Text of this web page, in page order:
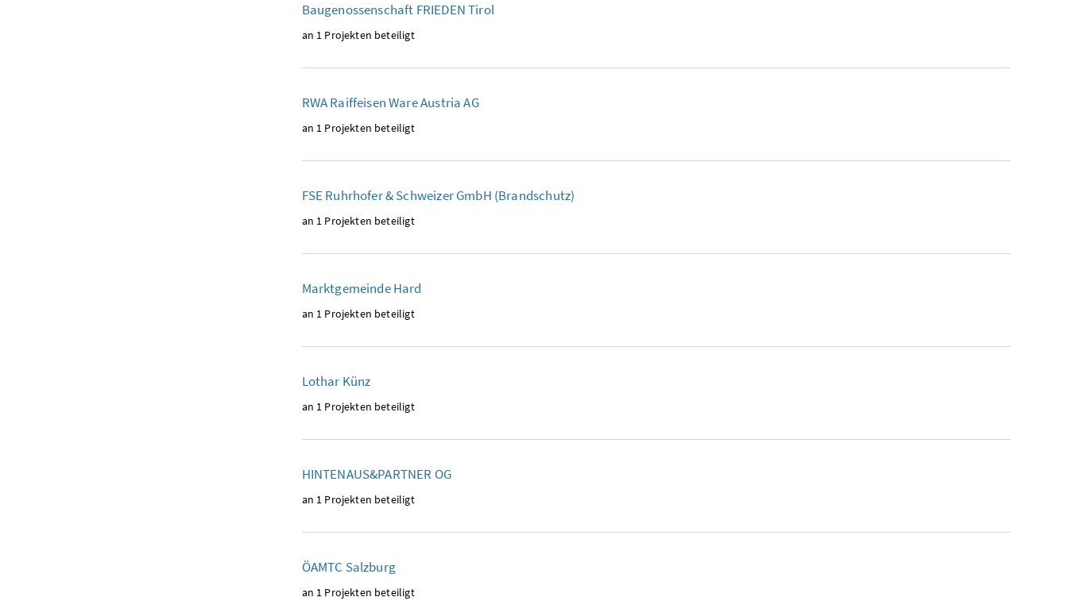
Baugenossenschaft FRIEDEN Tirol
an 1 Projekten beteiligt
RWA Raiffeisen Ware Austria AG
an 1 Projekten beteiligt
FSE Ruhrhofer & Schweizer GmbH (Brandschutz)
an 1 Projekten beteiligt
Marktgemeinde Hard
an 1 Projekten beteiligt
Lothar Künz
an 1 Projekten beteiligt
HINTENAUS&PARTNER OG
an 1 Projekten beteiligt
ÖAMTC Salzburg
an 1 Projekten beteiligt